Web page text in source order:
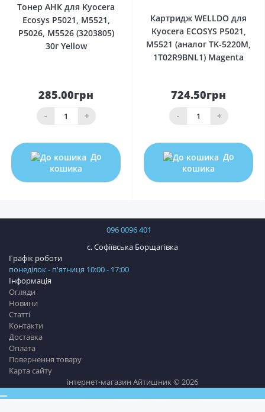
Тонер АНК для Kyocera
Ecosys P5021, M5521,
P5026, M5526 (3203805)
30г Yellow
285.00грн
- +
До
кошика
Картридж WELLDO для
Kyocera ECOSYS P5021,
M5521 (аналог TK-5220M,
1T02R9BNL1) Magenta
724.50грн
- +
До
кошика
096 0096 401
с. Софіївська Борщагівка
Інформація
Огляди
Новини
Статті
Контакти
Доставка
Оплата
Повернення товару
Карта сайту
Графік роботи
понеділок - п'ятниця 10:00 - 17:00
інтернет-магазин Айтишник © 2026